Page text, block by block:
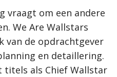
vraagt om een andere
We Are Wallstars
van de opdrachtgever
en detaillering.
titels als Chief Wallstar